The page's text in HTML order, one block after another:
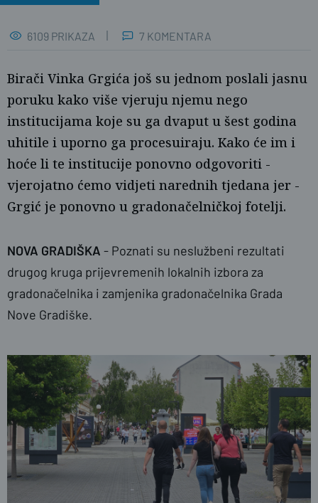
6109 PRIKAZA 7 KOMENTARA
Birači Vinka Grgića još su jednom poslali jasnu
poruku kako više vjeruju njemu nego
institucijama koje su ga dvaput u šest godina
uhitile i uporno ga procesuiraju. Kako će im i
hoće li te institucije ponovno odgovoriti -
vjerojatno ćemo vidjeti narednih tjedana jer -
Grgić je ponovno u gradonačelničkoj fotelji.
NOVA GRADIŠKA - Poznati su neslužbeni rezultati
drugog kruga prijevremenih lokalnih izbora za
gradonačelnika i zamjenika gradonačelnika Grada
Nove Gradiške.